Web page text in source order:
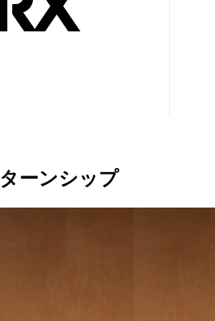
ーンシップ